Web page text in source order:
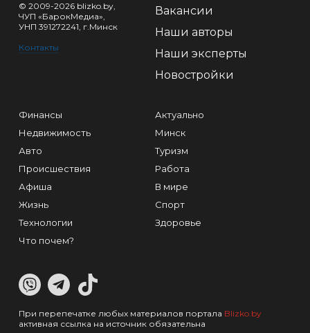
© 2009-2026 blizko.by,
ЧУП «БарокМедиа»,
УНП 391272241, г.Минск
Контакты
Вакансии
Наши авторы
Наши эксперты
Новостройки
Финансы
Недвижимость
Авто
Происшествия
Афиша
Жизнь
Технологии
Что почем?
Актуально
Минск
Туризм
Работа
В мире
Спорт
Здоровье
При перепечатке любых материалов портала Blizko.by
активная ссылка на источник обязательна